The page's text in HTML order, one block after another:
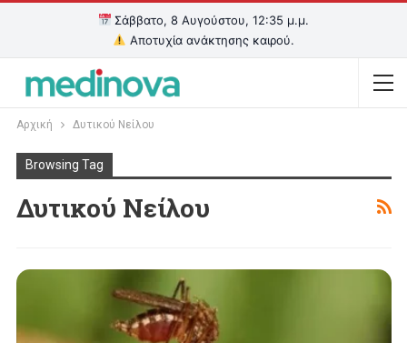
Σάββατο, 8 Αυγούστου, 12:35 μ.μ.
Αποτυχία ανάκτησης καιρού.
Αρχική Δυτικού Νείλου
Browsing Tag
Δυτικού Νείλου